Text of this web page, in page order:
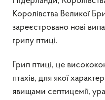
Королівства Великої
зареєстровано нові
грипу птиці.
Грип птиці, це
птахів, для якої
явищами септицемії,